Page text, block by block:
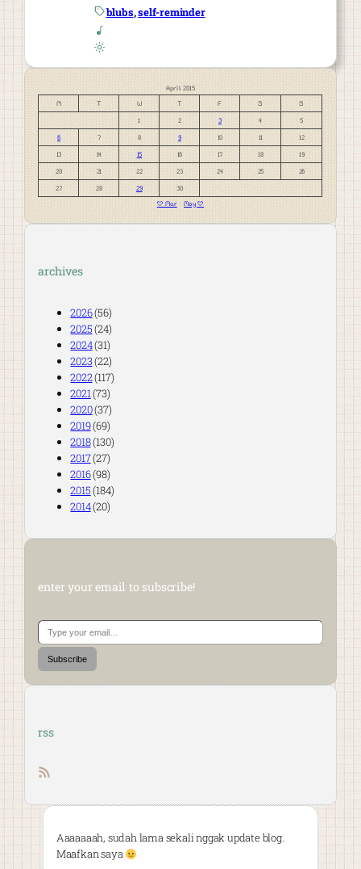
blubs, self-reminder
April 2015
M
T W T F S S
1 2 3 4 5
6 7 8 9 10 11 12
13 14 15 16 17 18 19
20 21 22 23 24 25 26
27 28 29
30
« Mar
May »
archives
2026(56)
2025(24)
2024(31)
2023(22)
2022(117)
2021(73)
2020(37)
2019(69)
2018(130)
2017(27)
2016(98)
2015(184)
2014(20)
enter your email to subscribe!
Type your email…
Subscribe
rss
RSS feed
Aaaaaaah, sudah lama sekali nggak update blog.
Maafkan saya